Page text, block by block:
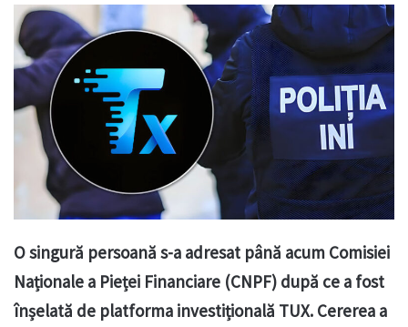
O singură persoană s-a adresat până acum Comisiei
Naționale a Pieței Financiare (CNPF) după ce a fost
înșelată de platforma investițională TUX. Cererea a